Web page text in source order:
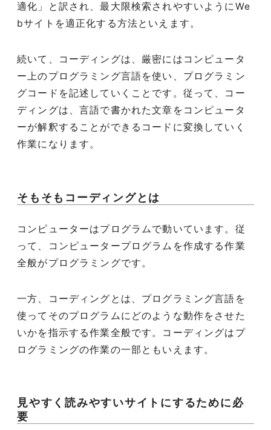
適化」と訳され、最大限検索されやすいようにWe
bサイトを適正化する方法といえます。
続いて、コーディングは、厳密にはコンピュータ
ー上のプログラミング言語を使い、プログラミン
グコードを記述していくことです。従って、コー
ディングは、言語で書かれた文章をコンピュータ
ーが解釈することができるコードに変換していく
作業になります。
そもそもコーディングとは
コンピューターはプログラムで動いています。従
って、コンピュータープログラムを作成する作業
全般がプログラミングです。
一方、コーディングとは、プログラミング言語を
使ってそのプログラムにどのような動作をさせた
いかを指示する作業全般です。コーディングはプ
ログラミングの作業の一部ともいえます。
見やすく読みやすいサイトにするために必
要